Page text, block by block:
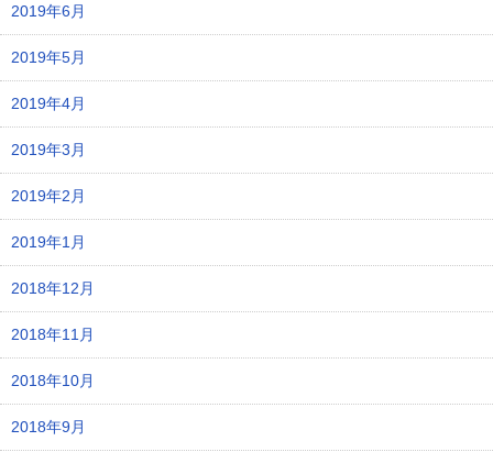
2019年6月
2019年5月
2019年4月
2019年3月
2019年2月
2019年1月
2018年12月
2018年11月
2018年10月
2018年9月